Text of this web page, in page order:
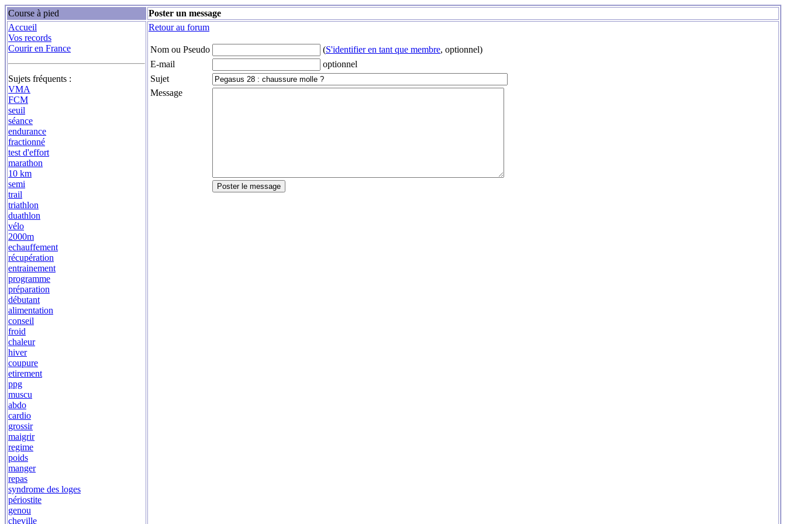
Course à pied
Poster un message
Accueil
Vos records
Courir en France
Sujets fréquents :
VMA
FCM
seuil
séance
endurance
fractionné
test d'effort
marathon
10 km
semi
trail
triathlon
duathlon
vélo
2000m
echauffement
récupération
entrainement
programme
préparation
débutant
alimentation
conseil
froid
chaleur
hiver
coupure
etirement
ppg
muscu
abdo
cardio
grossir
maigrir
regime
poids
manger
repas
syndrome des loges
périostite
genou
cheville
Retour au forum
Nom ou Pseudo (S'identifier en tant que membre, optionnel)
E-mail
optionnel
Sujet
Message